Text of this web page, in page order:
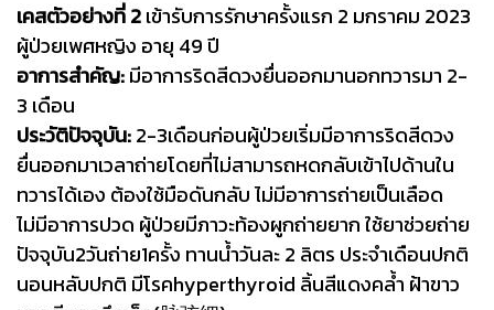
เคสตัวอย่างที่ 2เข้ารับการรักษาครั้งแรก 2 มกราคม 2023
ผู้ป่วยเพศหญิง อายุ 49 ปี
อาการสำคัญ:มีอาการริดสีดวงยื่นออกมานอกทวารมา 2-
3 เดือน
ประวัติปัจจุบัน:2-3เดือนก่อนผู้ป่วยเริ่มมีอาการริดสีดวง
ยื่นออกมาเวลาถ่ายโดยที่ไม่สามารถหดกลับเข้าไปด้านใน
ทวารได้เอง ต้องใช้มือดันกลับ ไม่มีอาการถ่ายเป็นเลือด
ไม่มีอาการปวด ผู้ป่วยมีภาวะท้องผูกถ่ายยาก ใช้ยาช่วยถ่าย
ปัจจุบัน2วันถ่าย1ครั้ง ทานน้ำวันละ 2 ลิตร ประจำเดือนปกติ
นอนหลับปกติ มีโรคhyperthyroid ลิ้นสีแดงคล้ำ ฝ้าขาว